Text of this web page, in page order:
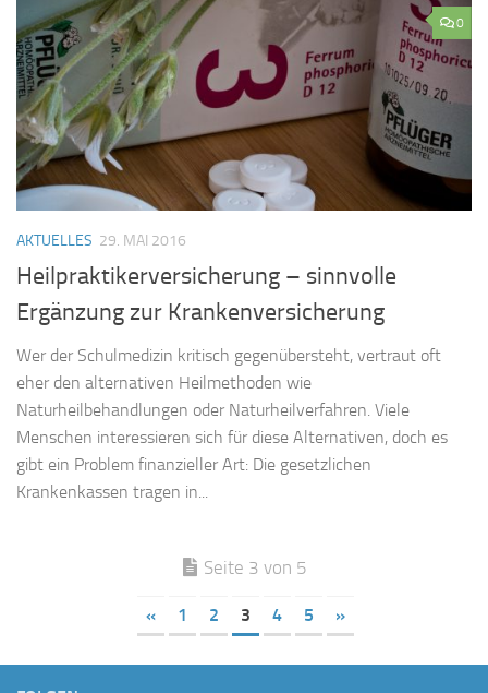
0
AKTUELLES 29. MAI 2016
Heilpraktikerversicherung – sinnvolle
Ergänzung zur Krankenversicherung
Wer der Schulmedizin kritisch gegenübersteht, vertraut oft
eher den alternativen Heilmethoden wie
Naturheilbehandlungen oder Naturheilverfahren. Viele
Menschen interessieren sich für diese Alternativen, doch es
gibt ein Problem finanzieller Art: Die gesetzlichen
Krankenkassen tragen in...
Seite 3 von 5
« 1 2 3 4 5 »